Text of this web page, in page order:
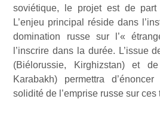
soviétique, le projet est de part
L’enjeu principal réside dans
domination russe sur l’«
l’inscrire dans la durée. L’issue
(Biélorussie, Kirghizstan) et
Karabakh) permettra
solidité de l’emprise russe sur ces